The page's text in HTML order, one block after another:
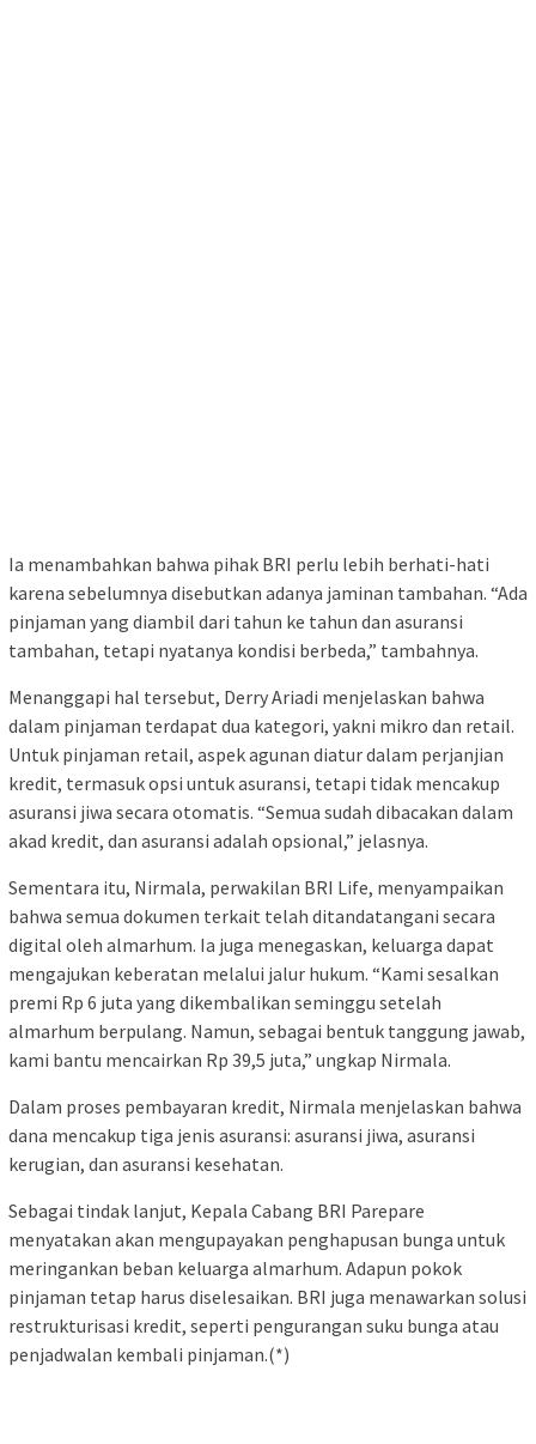
Ia menambahkan bahwa pihak BRI perlu lebih berhati-hati
karena sebelumnya disebutkan adanya jaminan tambahan. “Ada
pinjaman yang diambil dari tahun ke tahun dan asuransi
tambahan, tetapi nyatanya kondisi berbeda,” tambahnya.
Menanggapi hal tersebut, Derry Ariadi menjelaskan bahwa
dalam pinjaman terdapat dua kategori, yakni mikro dan retail.
Untuk pinjaman retail, aspek agunan diatur dalam perjanjian
kredit, termasuk opsi untuk asuransi, tetapi tidak mencakup
asuransi jiwa secara otomatis. “Semua sudah dibacakan dalam
akad kredit, dan asuransi adalah opsional,” jelasnya.
Sementara itu, Nirmala, perwakilan BRI Life, menyampaikan
bahwa semua dokumen terkait telah ditandatangani secara
digital oleh almarhum. Ia juga menegaskan, keluarga dapat
mengajukan keberatan melalui jalur hukum. “Kami sesalkan
premi Rp 6 juta yang dikembalikan seminggu setelah
almarhum berpulang. Namun, sebagai bentuk tanggung jawab,
kami bantu mencairkan Rp 39,5 juta,” ungkap Nirmala.
Dalam proses pembayaran kredit, Nirmala menjelaskan bahwa
dana mencakup tiga jenis asuransi: asuransi jiwa, asuransi
kerugian, dan asuransi kesehatan.
Sebagai tindak lanjut, Kepala Cabang BRI Parepare
menyatakan akan mengupayakan penghapusan bunga untuk
meringankan beban keluarga almarhum. Adapun pokok
pinjaman tetap harus diselesaikan. BRI juga menawarkan solusi
restrukturisasi kredit, seperti pengurangan suku bunga atau
penjadwalan kembali pinjaman.(*)